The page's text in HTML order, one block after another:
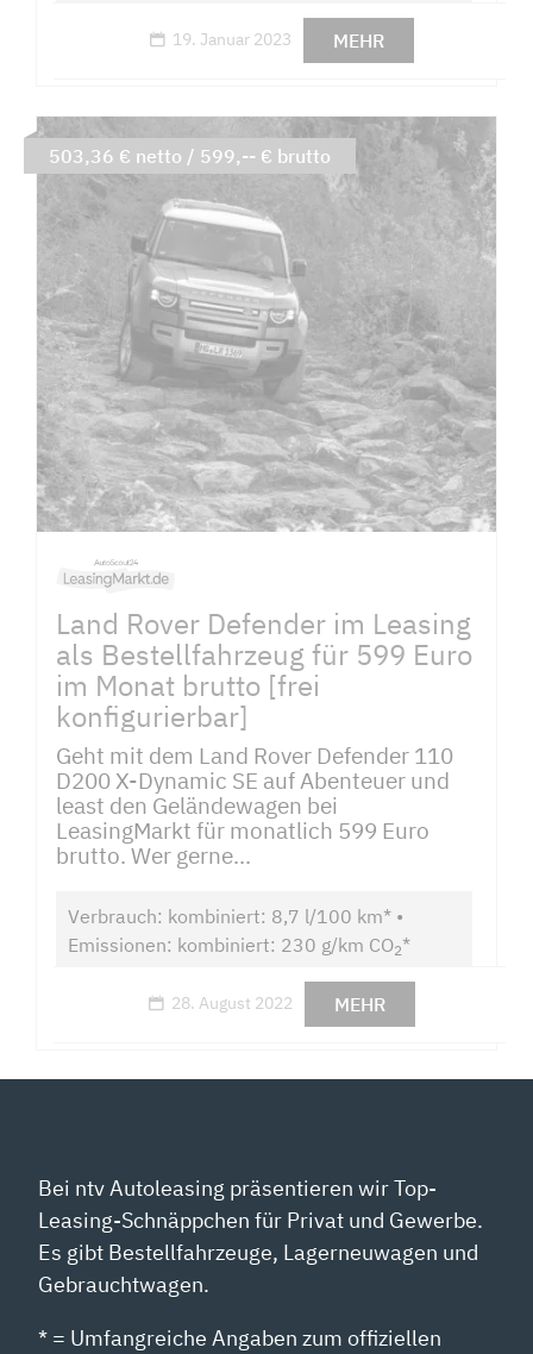
19. Januar 2023 MEHR
Land Rover Defender im Leasing
als Bestellfahrzeug für 599 Euro
im Monat brutto [frei
konfigurierbar]
Geht mit dem Land Rover Defender 110
D200 X-Dynamic SE auf Abenteuer und
least den Geländewagen bei
LeasingMarkt für monatlich 599 Euro
brutto. Wer gerne...
Verbrauch: kombiniert: 8,7 l/100 km* •
Emissionen: kombiniert: 230 g/km CO2*
28. August 2022 MEHR
503,36 € netto / 599,-- € brutto
Bei ntv Autoleasing präsentieren wir Top-
Leasing-Schnäppchen für Privat und Gewerbe.
Es gibt Bestellfahrzeuge, Lagerneuwagen und
Gebrauchtwagen.
* = Umfangreiche Angaben zum offiziellen